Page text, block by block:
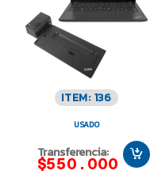
ITEM: 136
USADO
Transferencia:
$550.000